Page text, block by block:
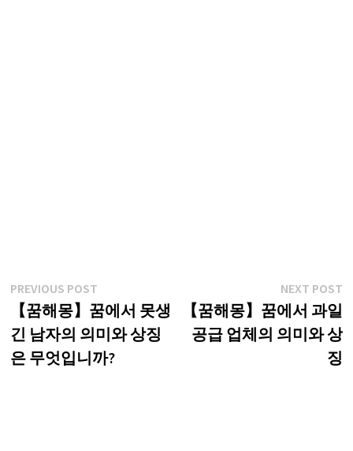
글
탐
색
PREVIOUS POSTPrevious
post:
【꿈해몽】꿈에서 못생
긴 남자의 의미와 상징
은 무엇입니까?
NEXT POST
【꿈해몽】꿈에서 과일
공급 업체의 의미와 상
징